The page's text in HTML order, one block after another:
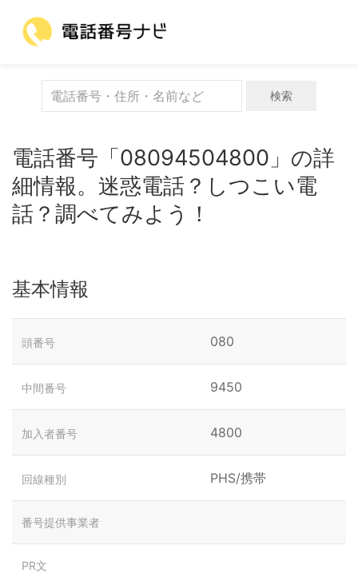
検索
電話番号「08094504800」の詳
細情報。迷惑電話？しつこい電
話？調べてみよう！
基本情報
頭番号 080
中間番号 9450
加入者番号 4800
回線種別 PHS/携帯
番号提供事業者
PR文